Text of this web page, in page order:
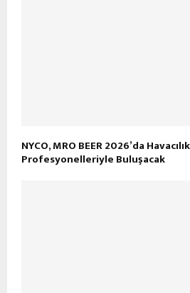
NYCO, MRO BEER 2026’da
Profesyonelleriyle Buluşacak